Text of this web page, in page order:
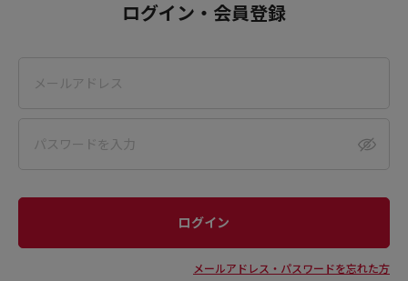
ログイン・会員登録
メールアドレス・パスワードを忘れた方